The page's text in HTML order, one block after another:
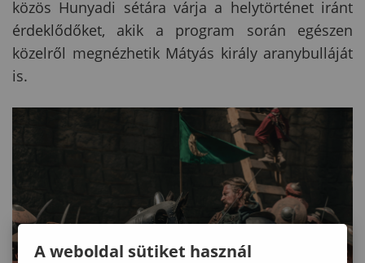
közös Hunyadi sétára várja a helytörténet iránt
érdeklődőket, akik a program során egészen
közelről megnézhetik Mátyás király aranybulláját
is.
A weboldal sütiket használ